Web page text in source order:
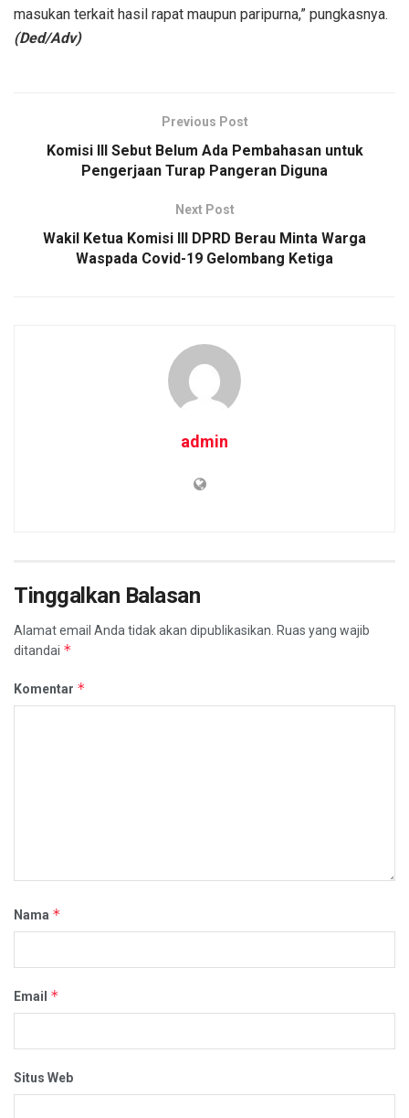
masukan terkait hasil rapat maupun paripurna,” pungkasnya.
(Ded/Adv)
Previous Post
Komisi III Sebut Belum Ada Pembahasan untuk
Pengerjaan Turap Pangeran Diguna
Next Post
Wakil Ketua Komisi III DPRD Berau Minta Warga
Waspada Covid-19 Gelombang Ketiga
admin
Tinggalkan Balasan
Alamat email Anda tidak akan dipublikasikan. Ruas yang wajib
ditandai *
Komentar *
Nama *
Email *
Situs Web